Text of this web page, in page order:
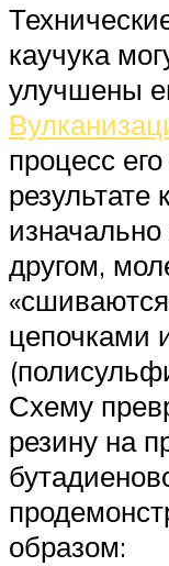
каучука
улучшены
процесс
результате
другом,
цепочками
Схему
резину на
образом: